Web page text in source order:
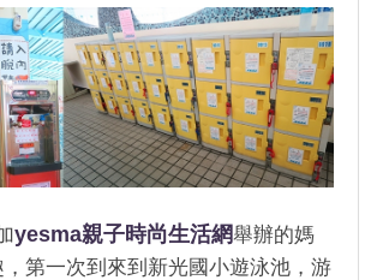
yesma親子時尚生活網舉辦的媽
第一次到來到新光國小遊泳池，游